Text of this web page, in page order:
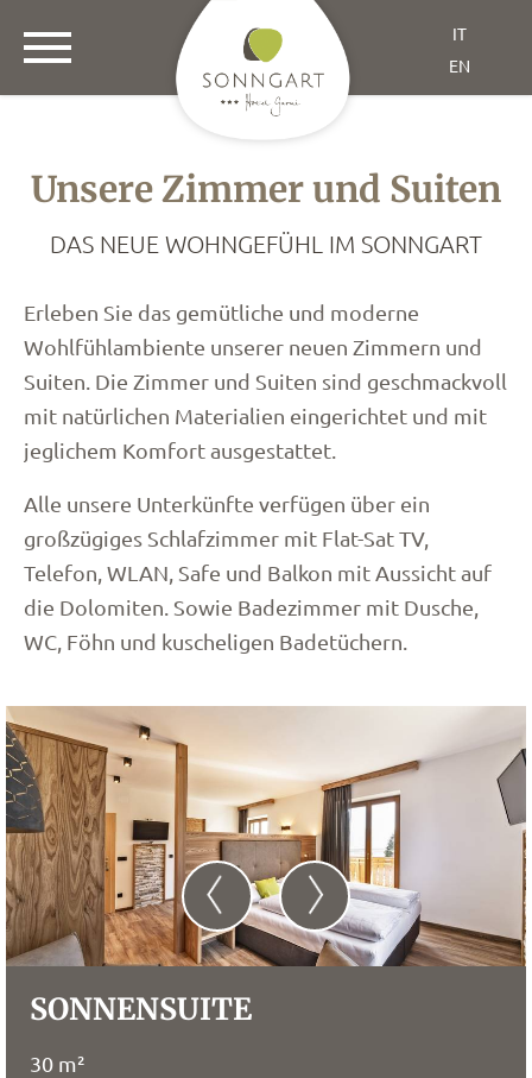
IT
EN
Unsere Zimmer und Suiten
DAS NEUE WOHNGEFÜHL IM SONNGART
Erleben Sie das gemütliche und moderne
Wohlfühlambiente unserer neuen Zimmern und
Suiten. Die Zimmer und Suiten sind geschmackvoll
mit natürlichen Materialien eingerichtet und mit
jeglichem Komfort ausgestattet.
Alle unsere Unterkünfte verfügen über ein
großzügiges Schlafzimmer mit Flat-Sat TV,
Telefon, WLAN, Safe und Balkon mit Aussicht auf
die Dolomiten. Sowie Badezimmer mit Dusche,
WC, Föhn und kuscheligen Badetüchern.
SONNENSUITE
30 m²